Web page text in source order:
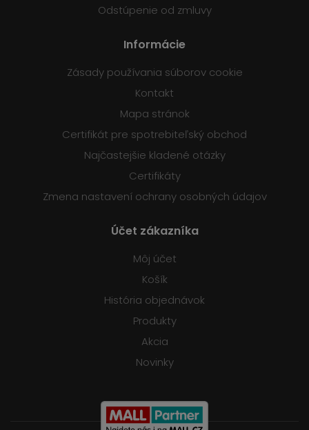
Odstúpenie od zmluvy
Informácie
Zásady používania súborov cookie
Kontakt
Mapa stránok
Certifikát pre spotrebiteľský obchod
Najčastejšie kladené otázky
Certifikáty
Zmena nastavení ochrany osobných údajov
Účet zákazníka
Môj účet
Košík
História objednávok
Produkty
Akcia
Novinky